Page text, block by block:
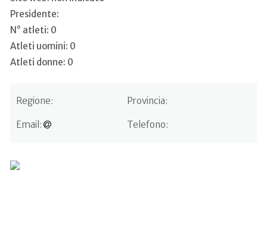
Presidente:
N° atleti: 0
Atleti uomini: 0
Atleti donne: 0
Regione: Provincia:
Email: Telefono: